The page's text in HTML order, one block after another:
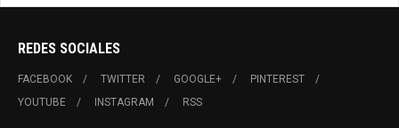
REDES SOCIALES
FACEBOOK TWITTER GOOGLE+
PINTEREST
YOUTUBE
INSTAGRAM RSS